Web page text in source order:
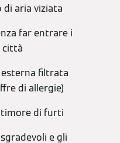
aria viziata
far entrare i
città
filtrata
di allergie)
timore di furti
e gli